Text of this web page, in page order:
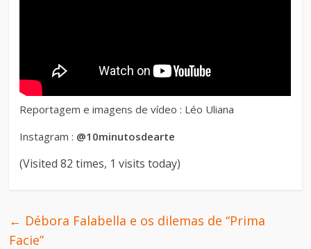
Reportagem e imagens de vídeo : Léo Uliana
Instagram : @10minutosdearte
(Visited 82 times, 1 visits today)
← Débora Falabella e os dilemas de “Prima
Facie”